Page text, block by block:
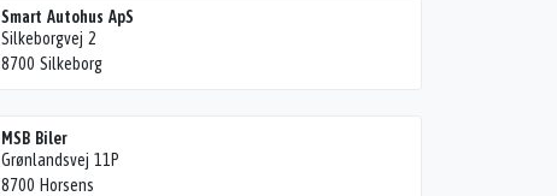
Smart Autohus ApS
Silkeborgvej 2
8700 Silkeborg
MSB Biler
Grønlandsvej 11P
8700 Horsens